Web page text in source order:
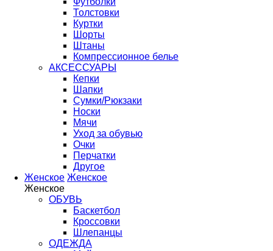
Толстовки
Куртки
Шорты
Штаны
Компрессионное белье
АКСЕССУАРЫ
Кепки
Шапки
Сумки/Рюкзаки
Носки
Мячи
Уход за обувью
Очки
Перчатки
Другое
Женское Женское
Женское
ОБУВЬ
Баскетбол
Кроссовки
Шлепанцы
ОДЕЖДА